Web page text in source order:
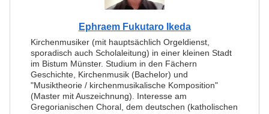
Ephraem Fukutaro Ikeda
Kirchenmusiker (mit hauptsächlich Orgeldienst,
sporadisch auch Scholaleitung) in einer kleinen Stadt
im Bistum Münster. Studium in den Fächern
Geschichte, Kirchenmusik (Bachelor) und
"Musiktheorie / kirchenmusikalische Komposition"
(Master mit Auszeichnung). Interesse am
Gregorianischen Choral, dem deutschen (katholischen